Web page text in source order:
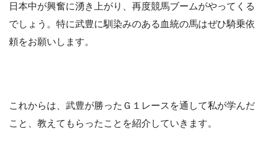
日本中が興奮に湧き上がり、再度競馬ブームがやってくる
でしょう。特に武豊に馴染みのある血統の馬はぜひ騎乗依
頼をお願いします。
これからは、武豊が勝ったＧ１レースを通して私が学んだ
こと、教えてもらったことを紹介していきます。